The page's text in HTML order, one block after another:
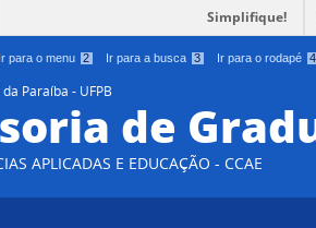
Ir para o menu 2 Ir para a busca 3 Ir para o rodapé 4
Simplifique!
Paraíba - UFPB
de
APLICADAS E EDUCAÇÃO - CCAE